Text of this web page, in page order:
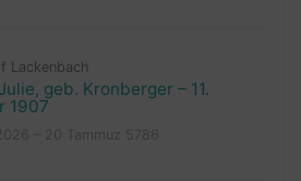
Lackenbach
geb. Kronberger – 11.
1907